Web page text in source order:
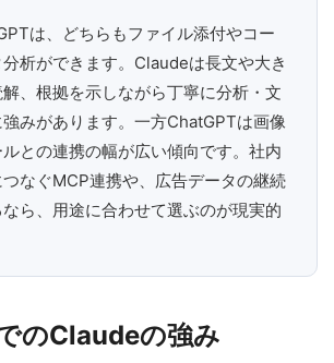
は、どちらもファイル添付やコー
分析ができます。Claudeは長文や大き
、根拠を示しながら丁寧に分析・文
みがあります。一方ChatGPTは画像
との連携の幅が広い傾向です。社内
なぐMCP連携や、広告データの継続
ら、用途に合わせて選ぶのが現実的
のClaudeの強み